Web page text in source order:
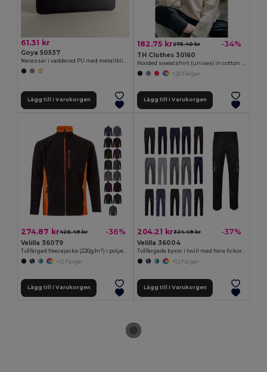
61.31 kr
Goya 50537
Lägg till i Varukorgen
182.75 kr275.40 kr -34%
TH Clothes 30160
+20 Färger
Lägg till i Varukorgen
274.87 kr426.49 kr -36%
Velilla 36079
+12 Färger
Lägg till i Varukorgen
204.21 kr324.49 kr -37%
Velilla 36004
+12 Färger
Lägg till i Varukorgen